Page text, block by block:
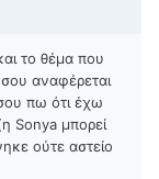
το θέμα που
αναφέρεται
πω ότι έχω
Sonya μπορεί
ούτε αστείο